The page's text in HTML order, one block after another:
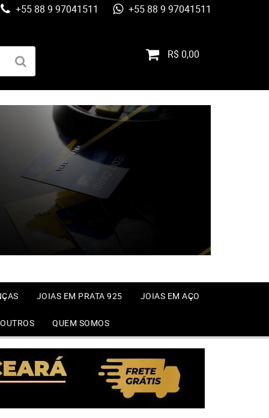
+55 88 9 97041511 +55 88 9 97041511
R$ 0,00
JOIAS EM PRATA 925 JOIAS EM AÇO
OUTROS QUEM SOMOS